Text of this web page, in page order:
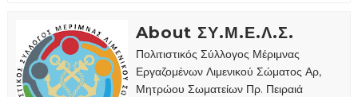
About ΣΥ.Μ.Ε.Λ.Σ.
Πολιτιστικός Σύλλογος Μέριμνας
Εργαζομένων Λιμενικού Σώματος Αρ,
Μητρώου Σωματείων Πρ. Πειραιά